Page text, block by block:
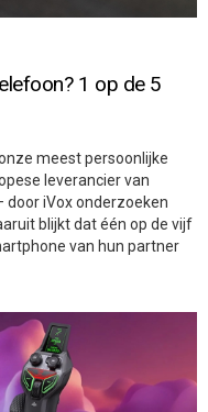
1 op de 5
meest persoonlijke
leverancier van
iVox onderzoeken
blijkt dat één op de vijf
van hun partner